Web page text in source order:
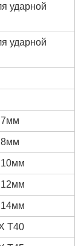
ударной
ударной
7мм
8мм
10мм
12мм
14мм
T40